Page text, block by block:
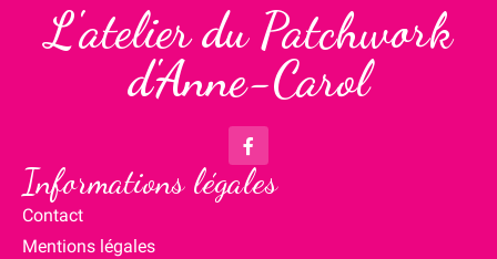
L'atelier du Patchwork
d'Anne-Carol
Informations légales
Contact
Mentions légales